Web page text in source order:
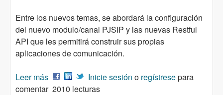
Entre los nuevos temas, se abordará la configuración
del nuevo modulo/canal PJSIP y las nuevas Restful
API que les permitirá construir sus propias
aplicaciones de comunicación.
Leer más sobre Curso a distancia: Aprenda el VoIP con
Asterisk 13 - Quinta Edición
Inicie sesión o regístresepara
comentar 2010 lecturas